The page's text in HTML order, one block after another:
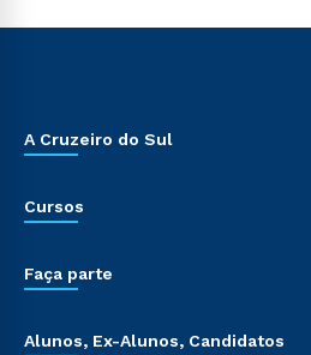
A Cruzeiro do Sul
Cursos
Faça parte
Alunos, Ex-Alunos, Candidatos